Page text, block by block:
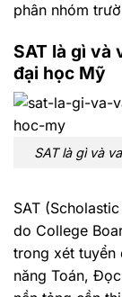
phân nhóm
SAT là gì và
đại học Mỹ
SAT là gì và
SAT
do College
trong xét tuyển
năng Toán,